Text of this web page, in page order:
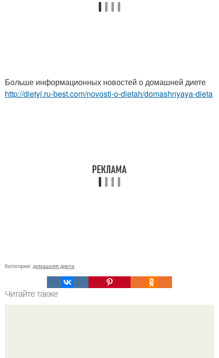
Больше информационных новостей о домашней диете
http://dietyi.ru-best.com/novosti-o-dietah/domashnyaya-dieta
Категории: домашняя диета
Читайте также